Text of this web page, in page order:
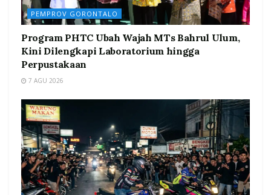
PEMPROV GORONTALO
Program PHTC Ubah Wajah MTs Bahrul Ulum,
Kini Dilengkapi Laboratorium hingga
Perpustakaan
7 AGU 2026